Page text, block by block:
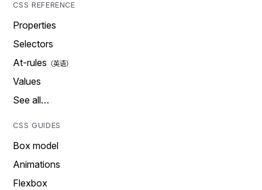
CSS REFERENCE
Properties
Selectors
At-rules
Values
See all…
CSS GUIDES
Box model
Animations
Flexbox